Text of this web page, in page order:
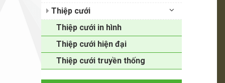
Thiệp cưới
Thiệp cưới in hình
Thiệp cưới hiện đại
Thiệp cưới truyền thống